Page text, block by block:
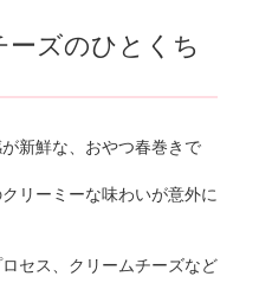
ズのひとくち
新鮮な、おやつ春巻きで
リーミーな味わいが意外に
セス、クリームチーズなど